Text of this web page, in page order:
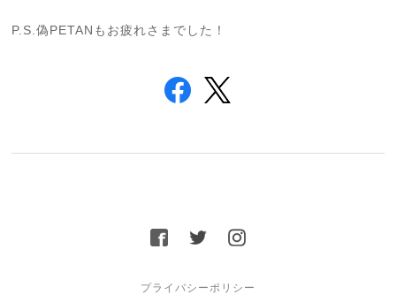
P.S.偽PETANもお疲れさまでした！
プライバシーポリシー